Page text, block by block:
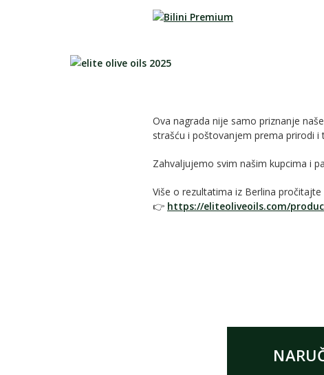
Ova nagrada nije samo priznanje
strašću i poštovanjem prema prirodi i
Zahvaljujemo svim našim kupcima i
Više o rezultatima iz Berlina
👉 https://eliteoliveoils.com/